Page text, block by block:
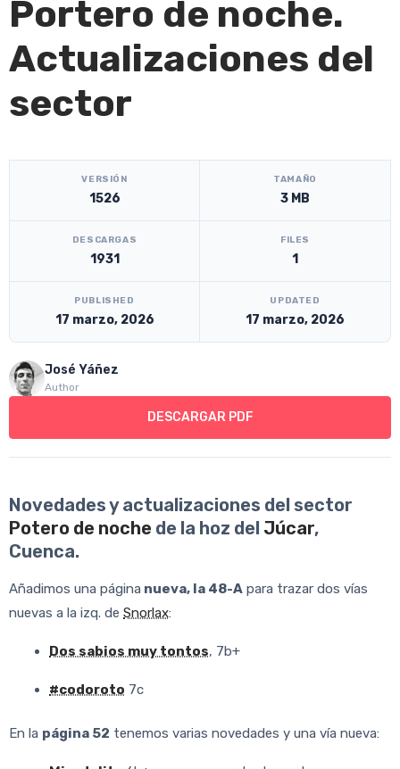
Portero de noche.
Actualizaciones del
sector
[video_player_1200x800]
VERSIÓN
1526
TAMAÑO
3 MB
DESCARGAS
1931
FILES
1
PUBLISHED
17 marzo, 2026
UPDATED
17 marzo, 2026
José Yáñez
Author
DESCARGAR PDF
Novedades y actualizaciones del sector
Potero de noche de la hoz del Júcar,
Cuenca.
Añadimos una página nueva, la 48-A para trazar dos vías
nuevas a la izq. de Snorlax:
Dos sabios muy tontos, 7b+
#codoroto 7c
En la página 52 tenemos varias novedades y una vía nueva: